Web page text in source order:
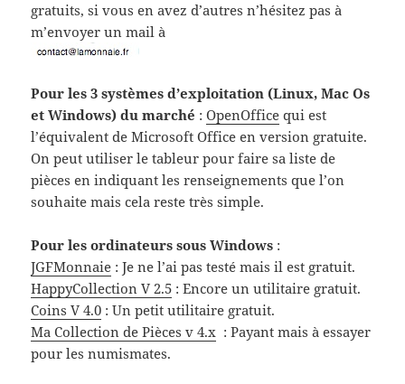
gratuits, si vous en avez d’autres n’hésitez pas à
m’envoyer un mail à
Pour les 3 systèmes d’exploitation (Linux, Mac Os
et Windows) du marché :OpenOffice qui est
l’équivalent de Microsoft Office en version gratuite.
On peut utiliser le tableur pour faire sa liste de
pièces en indiquant les renseignements que l’on
souhaite mais cela reste très simple.
Pour les ordinateurs sous Windows :
JGFMonnaie : Je ne l’ai pas testé mais il est gratuit.
HappyCollection V 2.5 : Encore un utilitaire gratuit.
Coins V 4.0 : Un petit utilitaire gratuit.
Ma Collection de Pièces v 4.x : Payant mais à essayer
pour les numismates.